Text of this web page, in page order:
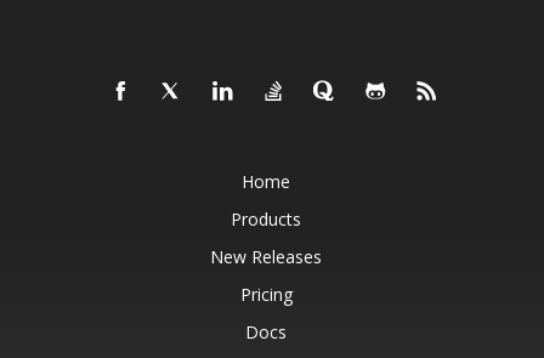
Home
Products
New Releases
Pricing
Docs